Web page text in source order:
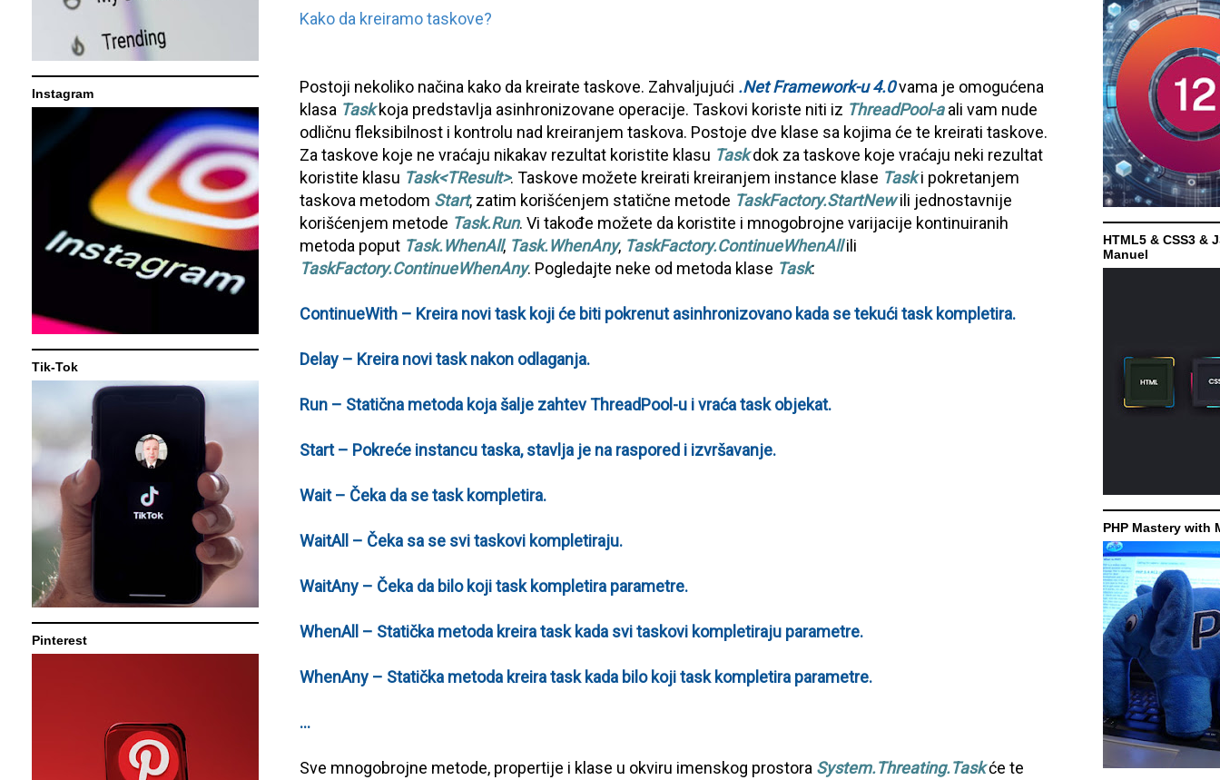
Kako da kreiramo taskove?
Postoji nekoliko načina kako da kreirate taskove. Zahvaljujući .Net Framework-u 4.0vama je omogućena
klasa Taskkoja predstavlja asinhronizovane operacije. Taskovi koriste niti iz ThreadPool-aali vam nude
odličnu fleksibilnost i kontrolu nad kreiranjem taskova. Postoje dve klase sa kojima će te kreirati taskove.
Za taskove koje ne vraćaju nikakav rezultat koristite klasu Taskdok za taskove koje vraćaju neki rezultat
koristite klasu Task<TResult>. Taskove možete kreirati kreiranjem instance klase Taski pokretanjem
taskova metodom Start, zatim korišćenjem statične metode TaskFactory.StartNewili jednostavnije
korišćenjem metode Task.Run. Vi takođe možete da koristite i mnogobrojne varijacije kontinuiranih
metoda poput Task.WhenAll, Task.WhenAny, TaskFactory.ContinueWhenAllili
TaskFactory.ContinueWhenAny. Pogledajte neke od metoda klase Task:
ContinueWith – Kreira novi task koji će biti pokrenut asinhronizovano kada se tekući task kompletira.
Delay – Kreira novi task nakon odlaganja.
Run – Statična metoda koja šalje zahtev ThreadPool-u i vraća task objekat.
Start – Pokreće instancu taska, stavlja je na raspored i izvršavanje.
Wait – Čeka da se task kompletira.
WaitAll – Čeka sa se svi taskovi kompletiraju.
WaitAny – Čeka da bilo koji task kompletira parametre.
WhenAll – Statička metoda kreira task kada svi taskovi kompletiraju parametre.
WhenAny – Statička metoda kreira task kada bilo koji task kompletira parametre.
…
Sve mnogobrojne metode, propertije i klase u okviru imenskog prostora System.Threating.Taskće te
Instagram
Tik-Tok
Pinterest
HTML5 & CSS3 &
Manuel
PHP Mastery with